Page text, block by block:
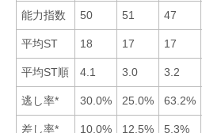
能力指数 50 51 47
平均ST 18 17 17
平均ST順 4.1 3.0 3.2
逃し率* 30.0% 25.0% 63.2%
差し率* 10.0% 12.5% 5.3%